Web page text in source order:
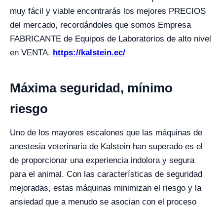
muy fácil y viable encontrarás los mejores PRECIOS
del mercado, recordándoles que somos Empresa
FABRICANTE de Equipos de Laboratorios de alto nivel
en VENTA. https://kalstein.ec/
Máxima seguridad, mínimo
riesgo
Uno de los mayores escalones que las máquinas de
anestesia veterinaria de Kalstein han superado es el
de proporcionar una experiencia indolora y segura
para el animal. Con las características de seguridad
mejoradas, estas máquinas minimizan el riesgo y la
ansiedad que a menudo se asocian con el proceso